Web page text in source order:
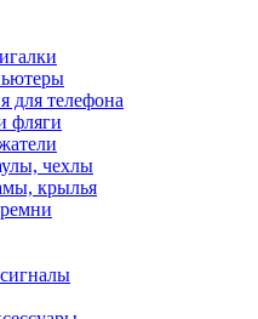
для телефона
фляги
чехлы
крылья